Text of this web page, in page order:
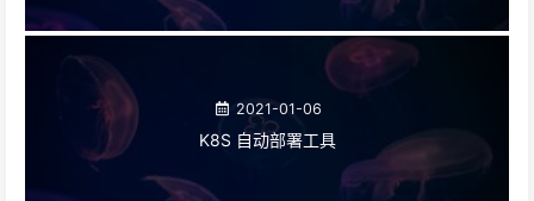
2021-01-06
K8S 自动部署工具